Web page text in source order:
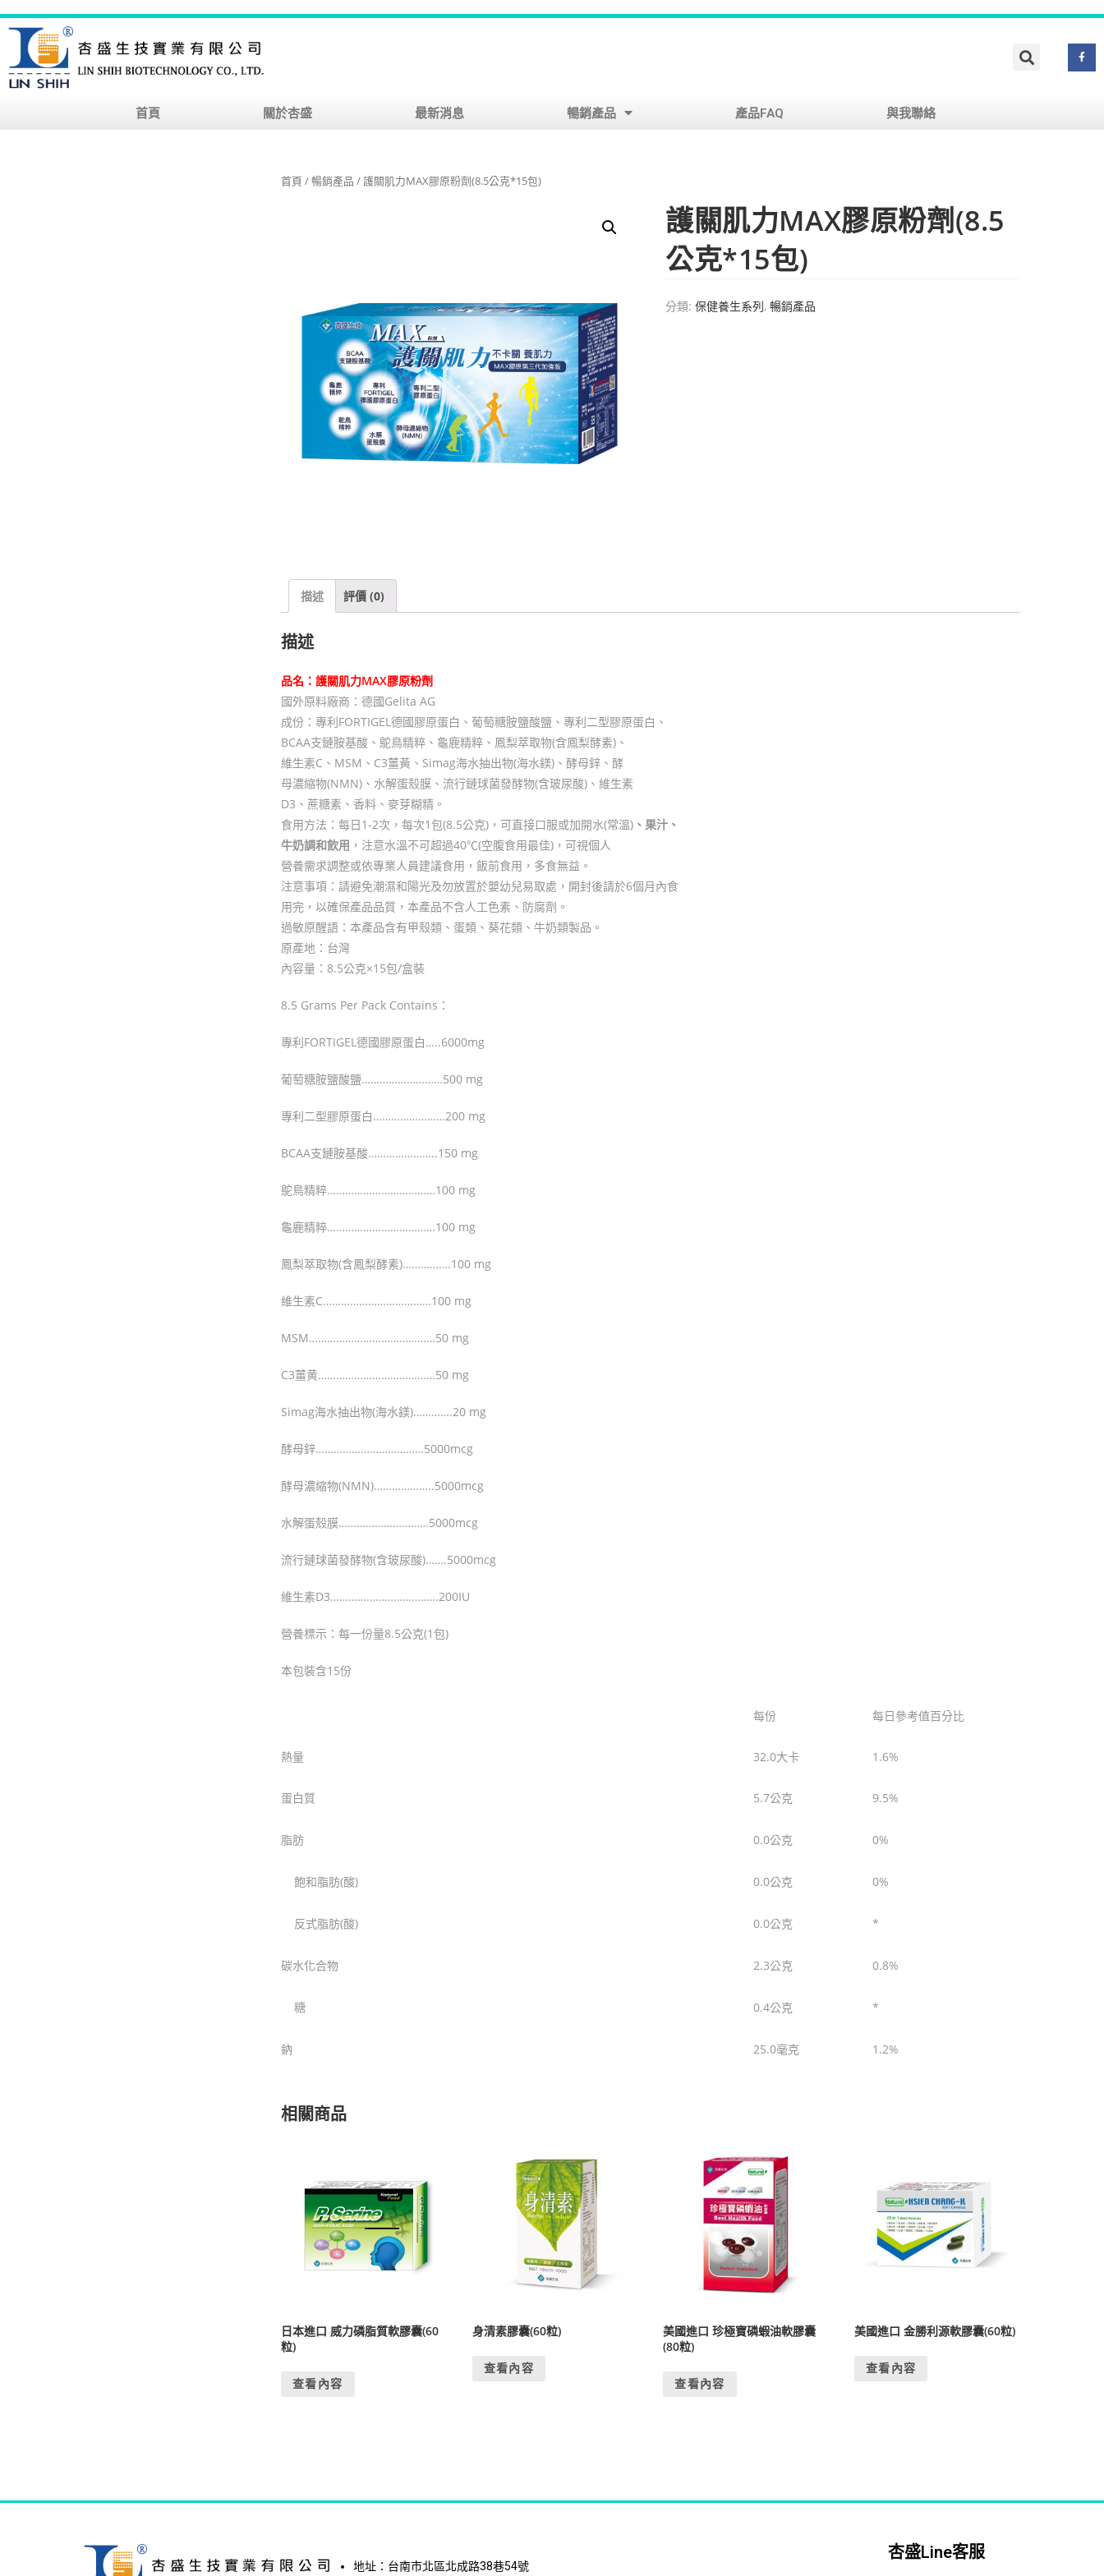
首頁 關於杏盛 最新消息 暢銷產品 產品FAQ 與我聯絡
首頁 /暢銷產品 / 護關肌力MAX膠原粉劑(8.5公克*15包)
護關肌力MAX膠原粉劑(8.5
公克*15包)
分類: 保健養生系列, 暢銷產品
描述 評價 (0)
描述
品名 ： 護關肌力MAX膠原粉劑
國外原料廠商：德國Gelita AG
成份：專利FORTIGEL德國膠原蛋白、葡萄糖胺鹽酸鹽、專利二型膠原蛋白、
BCAA支鏈胺基酸、鴕鳥精粹、龜鹿精粹、鳳梨萃取物(含鳳梨酵素)、
維生素C、MSM、C3薑黃、Simag海水抽出物(海水鎂)、酵母鋅、酵
母濃縮物(NMN)、水解蛋殼膜、流行鏈球菌發酵物(含玻尿酸)、維生素
D3、蔗糖素、香料、麥芽糊精。
食用方法：每日1-2次，每次1包(8.5公克)，可直接口服或加開水(常溫) 、果汁、
牛奶調和飲用 ，注意水溫不可超過40℃(空腹食用最佳)，可視個人
營養需求調整或依專業人員建議食用，飯前食用，多食無益。
注意事項：請避免潮濕和陽光及勿放置於嬰幼兒易取處，開封後請於6個月內食
用完，以確保產品品質，本產品不含人工色素、防腐劑。
過敏原醒語：本產品含有甲殼類、蛋類、葵花類、牛奶類製品。
原產地：台灣
內容量：8.5公克×15包/盒裝
8.5 Grams Per Pack Contains：
專利FORTIGEL德國膠原蛋白…..6000mg
葡萄糖胺鹽酸鹽………………………500 mg
專利二型膠原蛋白……………………200 mg
BCAA支鏈胺基酸…………………..150 mg
鴕鳥精粹………………………………100 mg
龜鹿精粹………………………………100 mg
鳳梨萃取物(含鳳梨酵素)…………….100 mg
維生素C………………………………100 mg
MSM……………………………………50 mg
C3薑黄…………………………………50 mg
Simag海水抽出物(海水鎂)………….20 mg
酵母鋅………………………………5000mcg
酵母濃縮物(NMN)………………..5000mcg
水解蛋殼膜…………………………5000mcg
流行鏈球菌發酵物(含玻尿酸)…….5000mcg
維生素D3………………………………200IU
營養標示：每一份量8.5公克(1包)
本包裝含15份
每份 每日參考值百分比
熱量 32.0大卡 1.6%
蛋白質 5.7公克 9.5%
脂肪 0.0公克 0%
飽和脂肪(酸) 0.0公克 0%
反式脂肪(酸) 0.0公克 *
碳水化合物 2.3公克 0.8%
糖 0.4公克 *
鈉 25.0毫克 1.2%
相關商品
日本進口 威力磷脂質軟膠囊(60
粒)
查看內容
身清素膠囊(60粒)
查看內容
美國進口 珍極寶磷蝦油軟膠囊
(80粒)
查看內容
美國進口 金勝利源軟膠囊(60粒)
查看內容
地址：台南市北區北成路38巷54號
杏盛Line客服